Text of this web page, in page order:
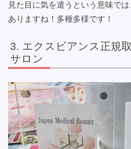
見た目に気を遣うという意味で
ありますね！多種多様です！
エクスビアンス正規
サロン